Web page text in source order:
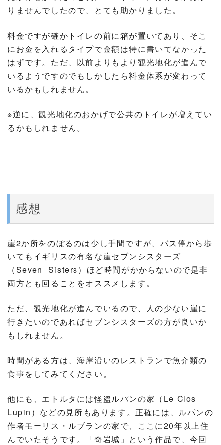
りませんでしたので、とても助かりました。
料金ですが確かトイレの前に箱が置いてあり、そこ
にお金を入れるタイプで金額は特に書いてなかった
はずです。ただ、以前よりもより観光地化が進んで
いるようですのでもしかしたら料金体系が変わって
いるかもしれません。
※逆に、観光地化のおかげで公共のトイレが増えてい
るかもしれません。
感想
崖2か所をのぼるのは少し手間ですが、バス停から歩
いてもイギリスの有名な崖セブンシスターズ
（Seven Sisters）ほど時間がかからないので是非
両方とも回ることをオススメします。
ただ、観光地化が進んでいるので、人の少ない崖に
行きたいのであればセブンシスターズの方が良いか
もしれません。
時間がある方は、海岸沿いのレストランで魚介類の
食事をしてみてください。
他にも、エトルタには怪盗ルパンの家（Le Clos
Lupin）などの見所もあります。正確には、ルパンの
作者モーリス・ルブランの家で、ここに20年以上住
んでいたそうです。「奇岩城」という作品で、今回